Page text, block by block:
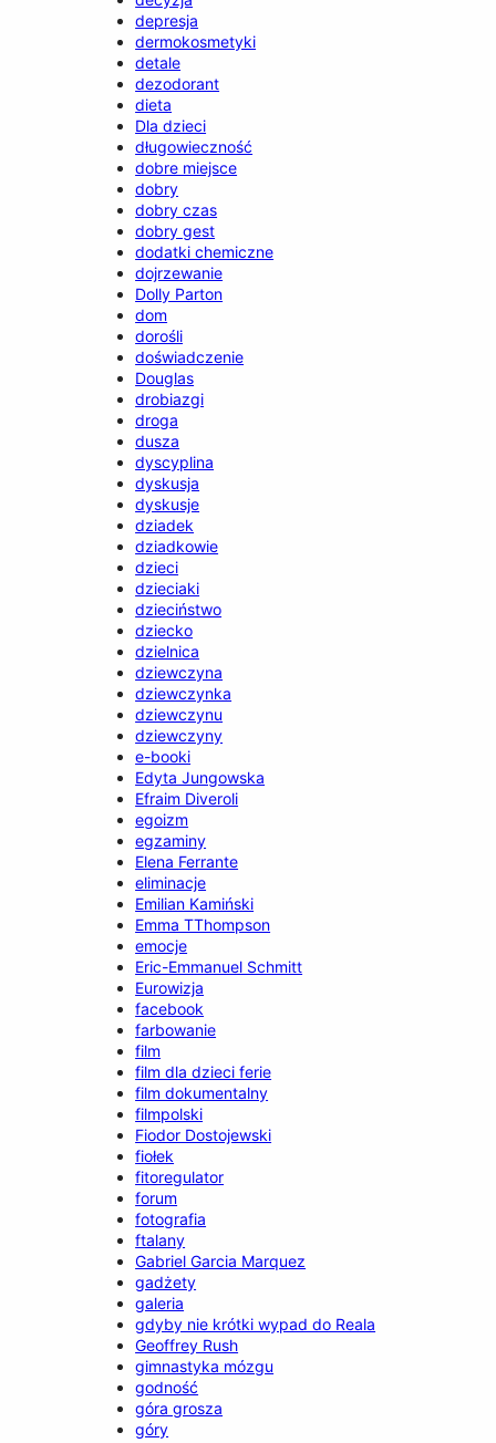
depresja
dermokosmetyki
detale
dezodorant
dieta
Dla dzieci
długowieczność
dobre miejsce
dobry
dobry czas
dobry gest
dodatki chemiczne
dojrzewanie
Dolly Parton
dom
dorośli
doświadczenie
Douglas
drobiazgi
droga
dusza
dyscyplina
dyskusja
dyskusje
dziadek
dziadkowie
dzieci
dzieciaki
dzieciństwo
dziecko
dzielnica
dziewczyna
dziewczynka
dziewczynu
dziewczyny
e-booki
Edyta Jungowska
Efraim Diveroli
egoizm
egzaminy
Elena Ferrante
eliminacje
Emilian Kamiński
Emma TThompson
emocje
Eric-Emmanuel Schmitt
Eurowizja
facebook
farbowanie
film
film dla dzieci ferie
film dokumentalny
filmpolski
Fiodor Dostojewski
fiołek
fitoregulator
forum
fotografia
ftalany
Gabriel Garcia Marquez
gadżety
galeria
gdyby nie krótki wypad do Reala
Geoffrey Rush
gimnastyka mózgu
godność
góra grosza
góry